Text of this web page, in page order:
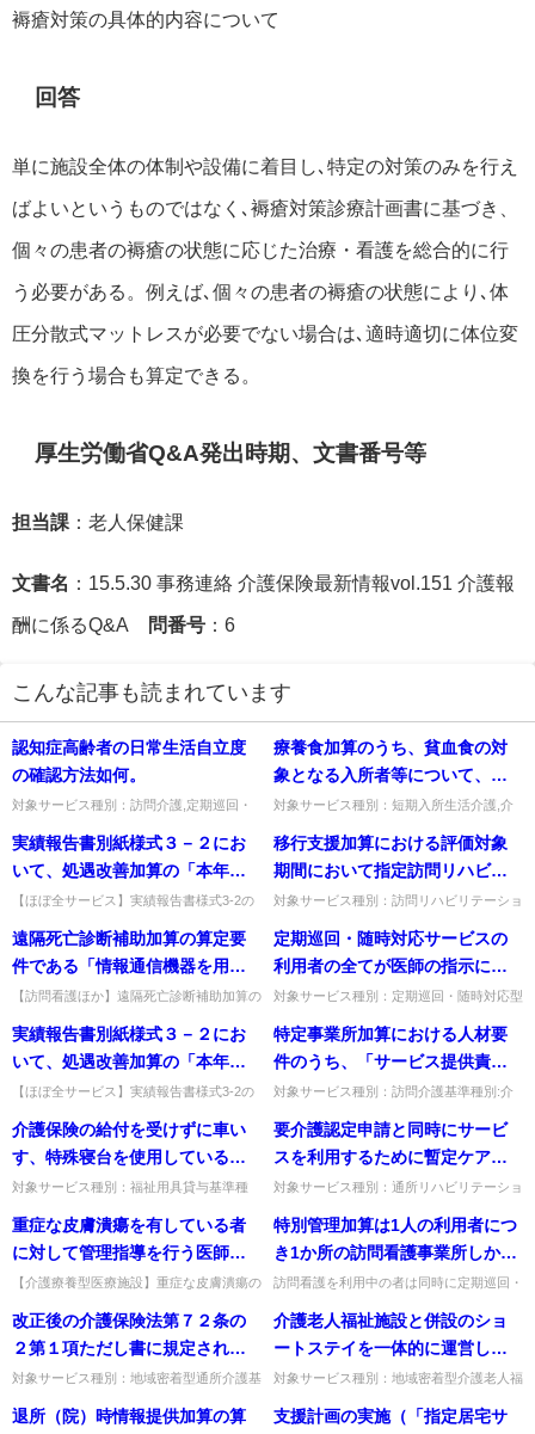
褥瘡対策の具体的内容について
回答
単に施設全体の体制や設備に着目し､特定の対策のみを行え
ばよいというものではなく､褥瘡対策診療計画書に基づき、
個々の患者の褥瘡の状態に応じた治療・看護を総合的に行
う必要がある。例えば､個々の患者の褥瘡の状態により､体
圧分散式マットレスが必要でない場合は､適時適切に体位変
換を行う場合も算定できる。
厚生労働省Q&A発出時期、文書番号等
担当課 ：老人保健課
文書名 ：15.5.30 事務連絡 介護保険最新情報vol.151 介護報
酬に係るQ&A 問番号 ：6
こんな記事も読まれています
認知症高齢者の日常生活自立度
の確認方法如何。
対象サービス種別：訪問介護,定期巡回・
介護,介護予防訪問入浴介護,訪問入浴介護,
介護予防特定施設入居者...
療養食加算のうち、貧血食の対
象となる入所者等について、原
因が鉄分の欠乏に由来する者と
対象サービス種別：短期入所生活介護,介
酬「療養食加算（施設サービス・短期入所
サービス）」質問療養食加算...
実績報告書別紙様式３－２にお
いて、処遇改善加算の「本年度
の加算の総額」のグループ別内
が、どのような記載が可能か。
【ほぼ全サービス】実績報告書様式3-2の
は実配分額、把握困難なら人数比で推計
可、特定加算未算定は記載不...
移行支援加算における評価対象
期間において指定訪問リハビリ
テーションの提供を終了した者
ハビリテーション利用を中断し
たのちに再開した者も含まれる
のか。
対象サービス種別：訪問リハビリテーショ
報酬「移行支援加算について」質問移行支
援加算における評価対象期...
遠隔死亡診断補助加算の算定要
件である「情報通信機器を用い
た在宅での看取りに係る研修」
があるか。
【訪問看護ほか】遠隔死亡診断補助加算の
係る研修」とは。厚労省の在宅看取り研修
事業・ICT活用在宅看取り...
定期巡回・随時対応サービスの
利用者の全てが医師の指示に基
づく訪問看護サービスを利用し
対象サービス種別：定期巡回・随時対応型
スの具体的な内容等」質問定期巡回・随時
対応サービスの利用者の全て...
実績報告書別紙様式３－２にお
いて、処遇改善加算の「本年度
の加算の総額」のグループ別内
が、どのような記載が可能か。
【ほぼ全サービス】実績報告書様式3-2の
は実配分額、把握困難なら人数比で推計
可、特定加算未算定は記載不...
特定事業所加算における人材要
件のうち、「サービス提供責任
者要件」を月の途中で満たさな
きなくなるのは、その当日から
か。それとも、その翌月の初日
からか。
対象サービス種別：訪問介護基準種別:介
加算における人材要件のうち、「サービス
提供責任者要件」を月の途中...
介護保険の給付を受けずに車い
す、特殊寝台を使用している者
が、車いす付属品、特殊寝台付
も、介護保険の給付対象となる
か。
対象サービス種別：福祉用具貸与基準種
護保険の給付を受けずに車いす、特殊寝台
を使用している者が、車いす付...
要介護認定申請と同時にサービ
スを利用するために暫定ケアプ
ランを作成しサービスの利用を
ネージャーが管理していた場
合、月末までに認定結果が出な
かった場合は給付管理票等の作
成ができないので報酬の請求が
できないと理解してよろしい
か。
対象サービス種別：通所リハビリテーショ
応型通所介護,短期入所生活介護,短期入所
療養介護,福祉用具貸...
重症な皮膚潰瘍を有している者
に対して管理指導を行う医師が
非常勤である場合は算定できる
【介護療養型医療施設】重症な皮膚潰瘍の
できるか。ふさわしい体制にあれば、担当
医師は常勤である必要はない...
特別管理加算は1人の利用者につ
き1か所の訪問看護事業所しか算
定できないが、定期巡回・随時
サービスを利用する場合など、
同一月に複数の事業所で算定で
きるのか。
訪問看護を利用中の者は同時に定期巡回・
スを利用できないため、複数事業所での特
別管理加算は算定できません...
改正後の介護保険法第７２条の
２第１項ただし書に規定されて
いる共生型居宅サービス事業者
は具体的にどのような場合に行
対象サービス種別：地域密着型通所介護基
定について」質問改正後の介護保険法第７
介護老人福祉施設と併設のショ
ートステイを一体的に運営して
いる場合、加算の算定基準とな
べきか、別個に算出すべきか。
対象サービス種別：地域密着型介護老人福
体制強化加算」質問介護老人福祉施設と併
退所（院）時情報提供加算の算 支援計画の実施（「指定居宅サ